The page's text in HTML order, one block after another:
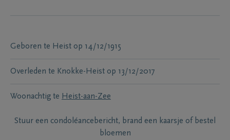
Geboren te Heist op 14/12/1915
Overleden te Knokke-Heist op 13/12/2017
Woonachtig te Heist-aan-Zee
Stuur een condoléancebericht, brand een kaarsje of bestel
bloemen